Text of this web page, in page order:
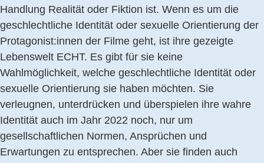
Handlung Realität oder Fiktion ist. Wenn es um die
geschlechtliche Identität oder sexuelle Orientierung der
Protagonist:innen der Filme geht, ist ihre gezeigte
Lebenswelt ECHT. Es gibt für sie keine
Wahlmöglichkeit, welche geschlechtliche Identität oder
sexuelle Orientierung sie haben möchten. Sie
verleugnen, unterdrücken und überspielen ihre wahre
Identität auch im Jahr 2022 noch, nur um
gesellschaftlichen Normen, Ansprüchen und
Erwartungen zu entsprechen. Aber sie finden auch